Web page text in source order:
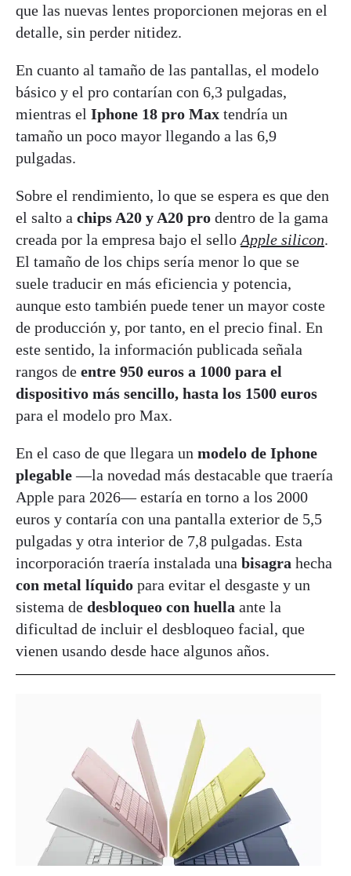
que las nuevas lentes proporcionen mejoras en el
detalle, sin perder nitidez.
En cuanto al tamaño de las pantallas, el modelo
básico y el pro contarían con 6,3 pulgadas,
mientras el Iphone 18 pro Max tendría un
tamaño un poco mayor llegando a las 6,9
pulgadas.
Sobre el rendimiento, lo que se espera es que den
el salto a chips A20 y A20 pro dentro de la gama
creada por la empresa bajo el sello Apple silicon.
El tamaño de los chips sería menor lo que se
suele traducir en más eficiencia y potencia,
aunque esto también puede tener un mayor coste
de producción y, por tanto, en el precio final. En
este sentido, la información publicada señala
rangos de entre 950 euros a 1000 para el
dispositivo más sencillo, hasta los 1500 euros
para el modelo pro Max.
En el caso de que llegara un modelo de Iphone
plegable—la novedad más destacable que traería
Apple para 2026— estaría en torno a los 2000
euros y contaría con una pantalla exterior de 5,5
pulgadas y otra interior de 7,8 pulgadas. Esta
incorporación traería instalada una bisagra hecha
con metal líquido para evitar el desgaste y un
sistema de desbloqueo con huella ante la
dificultad de incluir el desbloqueo facial, que
vienen usando desde hace algunos años.